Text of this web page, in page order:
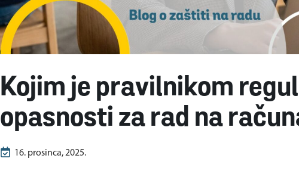
Kojim je pravilnikom
opasnosti za rad na
16. prosinca, 2025.